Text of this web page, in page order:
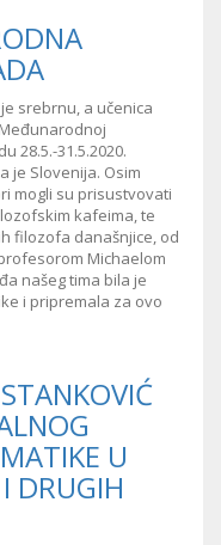
srebrnu, a učenica
28.5.-31.5.2020.
je Slovenija. Osim
mogli su prisustvovati
kafeima, te
filozofa današnjice, od
Michaelom
našeg tima bila je
i pripremala za ovo
U
DRUGIH